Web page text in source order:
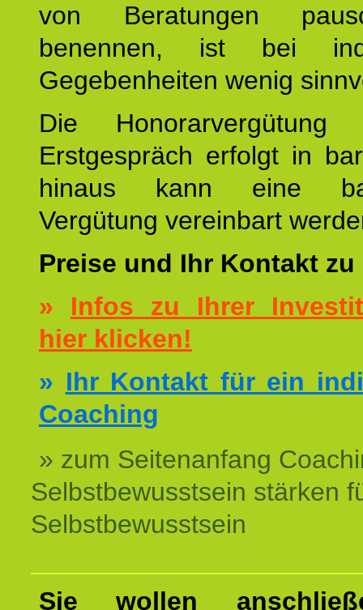
von Beratungen
benennen, ist bei
Gegebenheiten wenig
Die
Erstgespräch erfolgt in
hinaus kann eine
Vergütung vereinbart
Preise und Ihr Kontakt
» Infos zu Ihrer
hier klicken!
» Ihr Kontakt für ein
Coaching
» zum Seitenanfang
Selbstbewusstsein stärken
Selbstbewusstsein
Sie wollen